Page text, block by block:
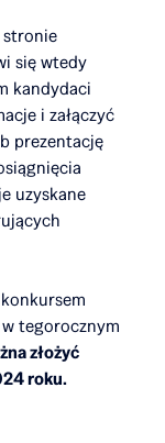
stronie
się wtedy
kandydaci
i załączyć
prezentację
uzyskane
tegorocznym
złożyć
roku.